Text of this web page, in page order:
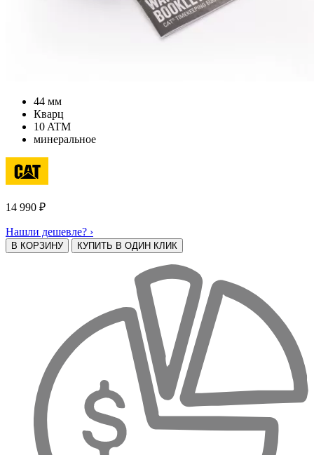
44 мм
Кварц
10 ATM
минеральное
14 990 ₽
Нашли дешевле? ›
В КОРЗИНУ КУПИТЬ В ОДИН КЛИК